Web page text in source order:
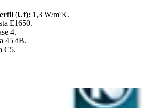
(Uf): 1,3 W/m²K.
E1650.
4.
45 dB.
C5.